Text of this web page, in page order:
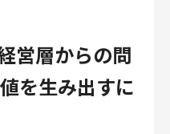
営層からの問
を生み出すに